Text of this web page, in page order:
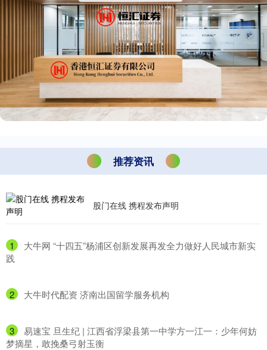
推荐资讯
股门在线 携程发布声明
1
​大牛网 “十四五”杨浦区创新发展再发全力做好人民城市新实
践
2 ​大牛时代配资 济南出国留学服务机构
3
​易速宝 旦生纪 | 江西省浮梁县第一中学方一江一：少年何妨
梦摘星，敢挽桑弓射玉衡